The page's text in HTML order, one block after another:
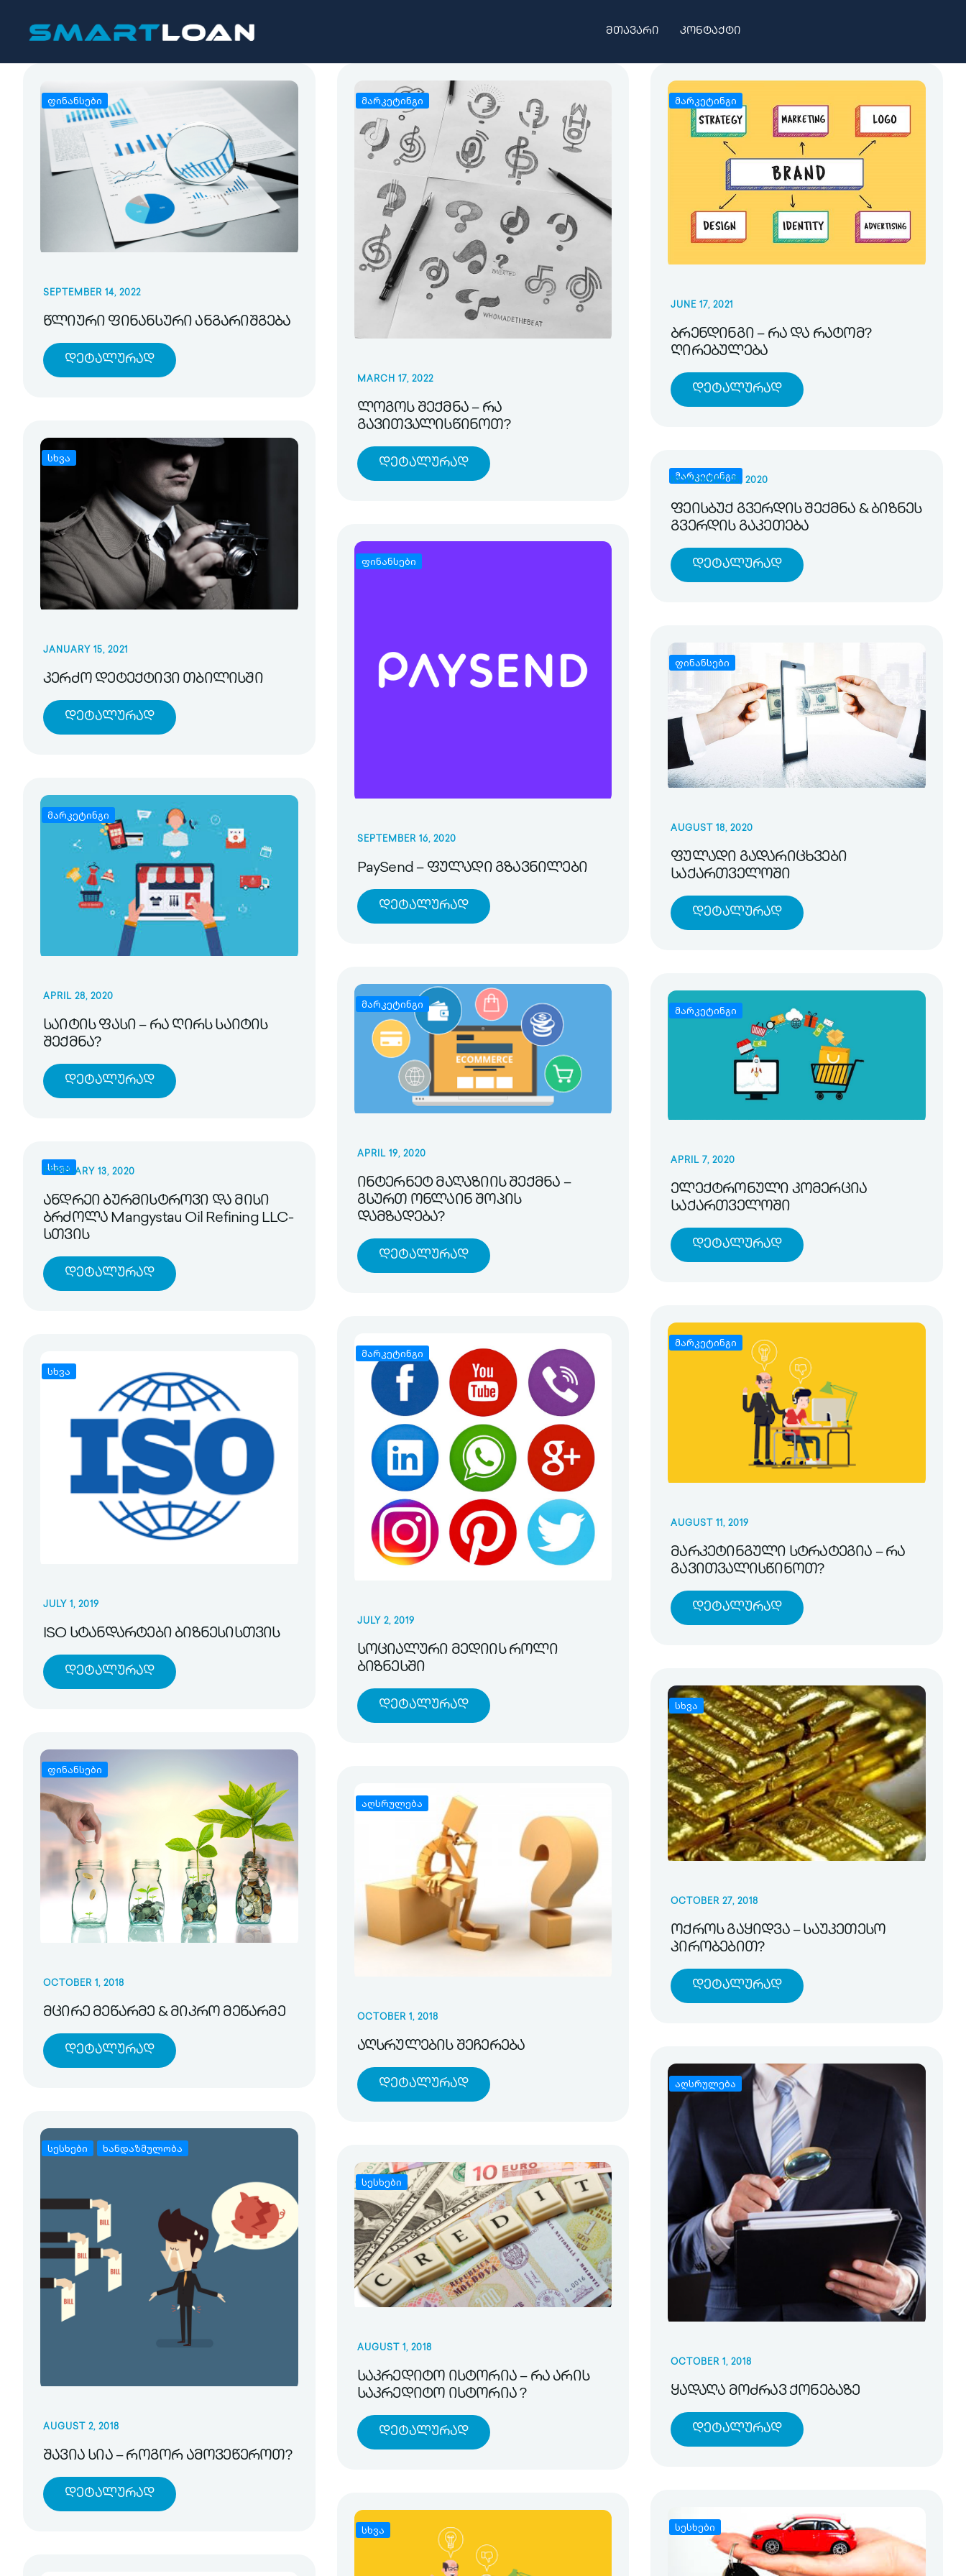
მთავარი კონტაქტი
ფინანსები
SEPTEMBER 14, 2022
წლიური ფინანსური ანგარიშგება
Დეტალურად
მარკეტინგი
MARCH 17, 2022
ლოგოს შექმნა – რა
გავითვალისწინოთ?
Დეტალურად
მარკეტინგი
JUNE 17, 2021
ბრენდინგი – რა და რატომ?
ღირებულება
Დეტალურად
სხვა
JANUARY 15, 2021
კერძო დეტექტივი თბილისში
Დეტალურად
მარკეტინგი
NOVEMBER 25, 2020
ფეისბუქ გვერდის შექმნა & ბიზნეს
გვერდის გაკეთება
Დეტალურად
ფინანსები
SEPTEMBER 16, 2020
PaySend – ფულადი გზავნილები
Დეტალურად
ფინანსები
AUGUST 18, 2020
ფულადი გადარიცხვები
საქართველოში
Დეტალურად
მარკეტინგი
APRIL 28, 2020
საიტის ფასი – რა ღირს საიტის
შექმნა?
Დეტალურად
მარკეტინგი
APRIL 19, 2020
ინტერნეტ მაღაზიის შექმნა –
გსურთ ონლაინ შოპის
დამზადება?
Დეტალურად
მარკეტინგი
APRIL 7, 2020
ელექტრონული კომერცია
საქართველოში
Დეტალურად
სხვა
FEBRUARY 13, 2020
ანდრეი ბურმისტროვი და მისი
ბრძოლა Mangystau Oil Refining LLC-
სთვის
Დეტალურად
მარკეტინგი
AUGUST 11, 2019
მარკეტინგული სტრატეგია – რა
გავითვალისწინოთ?
Დეტალურად
მარკეტინგი
JULY 2, 2019
სოციალური მედიის როლი
ბიზნესში
Დეტალურად
სხვა
JULY 1, 2019
ISO სტანდარტები ბიზნესისთვის
Დეტალურად
სხვა
OCTOBER 27, 2018
ოქროს გაყიდვა – საუკეთესო
პირობებით?
Დეტალურად
ფინანსები
OCTOBER 1, 2018
მცირე მეწარმე & მიკრო მეწარმე
Დეტალურად
აღსრულება
OCTOBER 1, 2018
აღსრულების შეჩერება
Დეტალურად აღსრულება
OCTOBER 1, 2018
ყადაღა მოძრავ ქონებაზე
Დეტალურად
სესხები ხანდაზმულობა
AUGUST 2, 2018
შავია სია – როგორ ამოვეწეროთ?
Დეტალურად
სესხები
AUGUST 1, 2018
საკრედიტო ისტორია – რა არის
საკრედიტო ისტორია ?
Დეტალურად
სესხები
სხვა